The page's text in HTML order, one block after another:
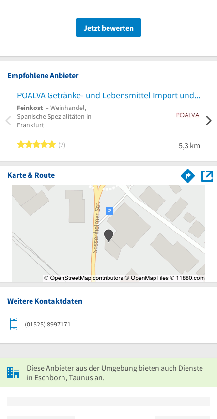
Jetzt bewerten
Empfohlene Anbieter
POALVA Getränke- und Lebensmittel Import und Export gmbH
Feinkost – Weinhandel,
Spanische Spezialitäten in
Frankfurt
5 von 5 Sternen
2 5,3 km
Karte & Route
Weitere Kontaktdaten
(01525) 8997171
Diese Anbieter aus der Umgebung bieten auch Dienste
in Eschborn, Taunus an.